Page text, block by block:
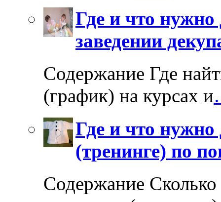
Где и что нужно
заведении
Содержание Где
(график) на курсах и
Где и что нужно
(тренинге) по
Содержание